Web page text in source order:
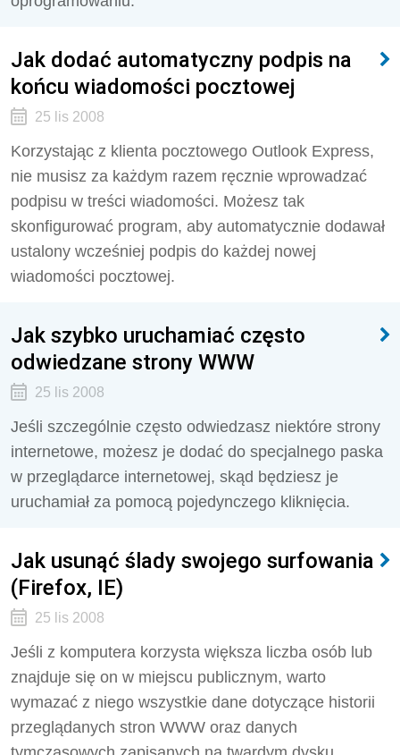
Jak dodać automatyczny podpis na
końcu wiadomości pocztowej
25 lis 2008
Korzystając z klienta pocztowego Outlook Express,
nie musisz za każdym razem ręcznie wprowadzać
podpisu w treści wiadomości. Możesz tak
skonfigurować program, aby automatycznie dodawał
ustalony wcześniej podpis do każdej nowej
wiadomości pocztowej.
Jak szybko uruchamiać często
odwiedzane strony WWW
25 lis 2008
Jeśli szczególnie często odwiedzasz niektóre strony
internetowe, możesz je dodać do specjalnego paska
w przeglądarce internetowej, skąd będziesz je
uruchamiał za pomocą pojedynczego kliknięcia.
Jak usunąć ślady swojego surfowania
(Firefox, IE)
25 lis 2008
Jeśli z komputera korzysta większa liczba osób lub
znajduje się on w miejscu publicznym, warto
wymazać z niego wszystkie dane dotyczące historii
przeglądanych stron WWW oraz danych